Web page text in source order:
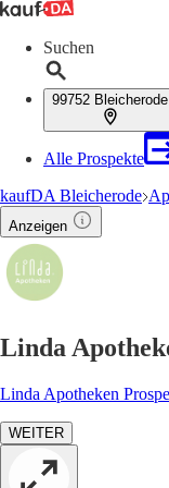
Suchen
99752 Bleicherode
Alle Prospekte
kaufDA Bleicherode
Anzeigen
Linda
Linda Apotheken
WEITER